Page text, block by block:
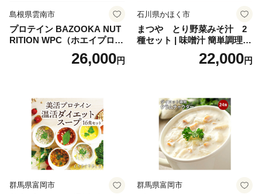
島根県雲南市
プロテイン BAZOOKA NUT
RITION WPC（ホエイプロテ
イン）＜プレーン＞ 900g｜
バズーカ岡田監修・植物由来
ロン [AIEN005]
26,000円
石川県かほく市
まつや とり野菜みそ汁 2
種セット | 味噌汁 簡単調理
お味噌 おみそ みそ とり野菜
時短料理 時短ごはん ご当地
22,000円
群馬県富岡市 群馬県富岡市